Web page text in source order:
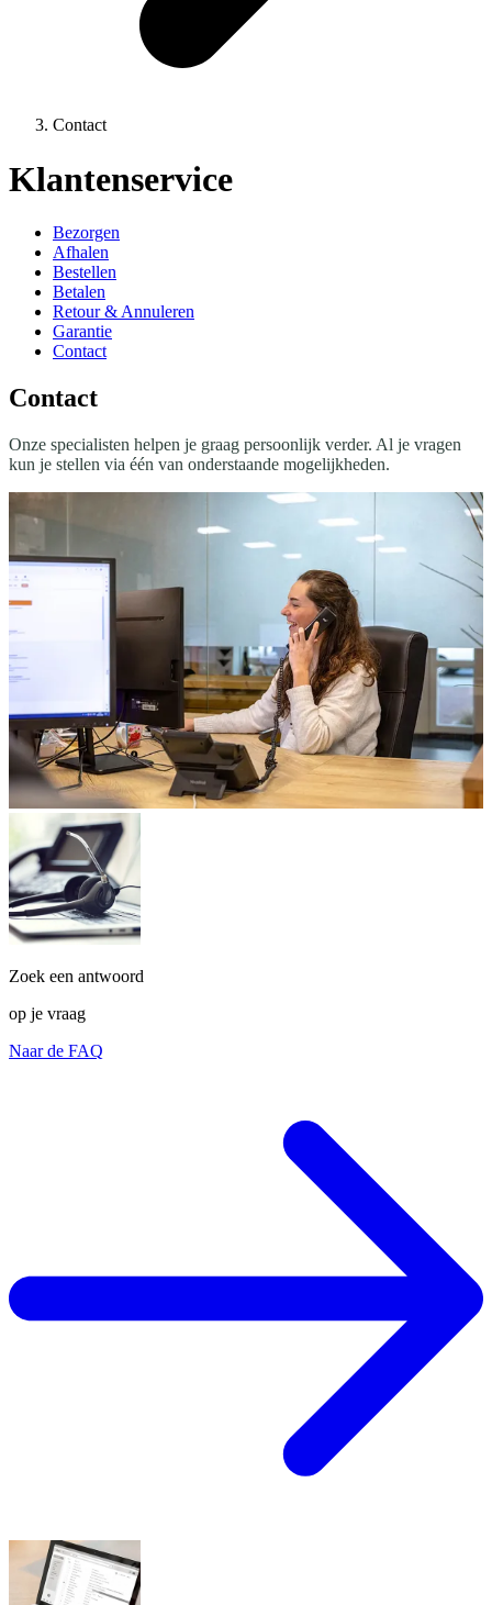
Contact
Klantenservice
Bezorgen
Afhalen
Bestellen
Betalen
Retour & Annuleren
Garantie
Contact
Contact
Onze specialisten helpen je graag persoonlijk verder. Al je vragen
kun je stellen via één van onderstaande mogelijkheden.
Zoek een antwoord
op je vraag
Naar de FAQ